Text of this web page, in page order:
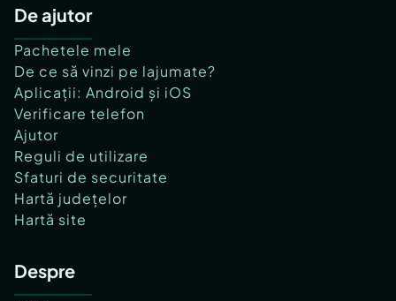
De ajutor
Pachetele mele
De ce să vinzi pe lajumate?
Aplicații: Android și iOS
Verificare telefon
Ajutor
Reguli de utilizare
Sfaturi de securitate
Hartă județelor
Hartă site
Despre